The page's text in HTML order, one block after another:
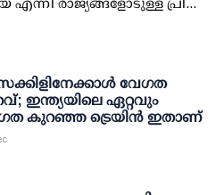
രാജ്യങ്ങളോടുള്ള പ്രി...
വേഗത
ഇന്ത്യയിലെ ഏറ്റവും
കുറഞ്ഞ ട്രെയിന്‍ ഇതാണ്